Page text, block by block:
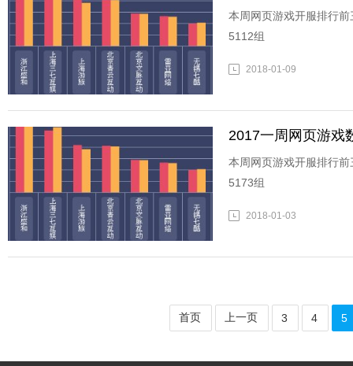
本周网页游戏开服排行
5112组
2018-01-09
2017一周网页游
本周网页游戏开服排行
5173组
2018-01-03
首页 上一页 3 4 5